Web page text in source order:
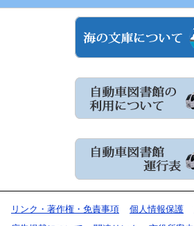
リンク・著作権・免責事項 個人情報保護